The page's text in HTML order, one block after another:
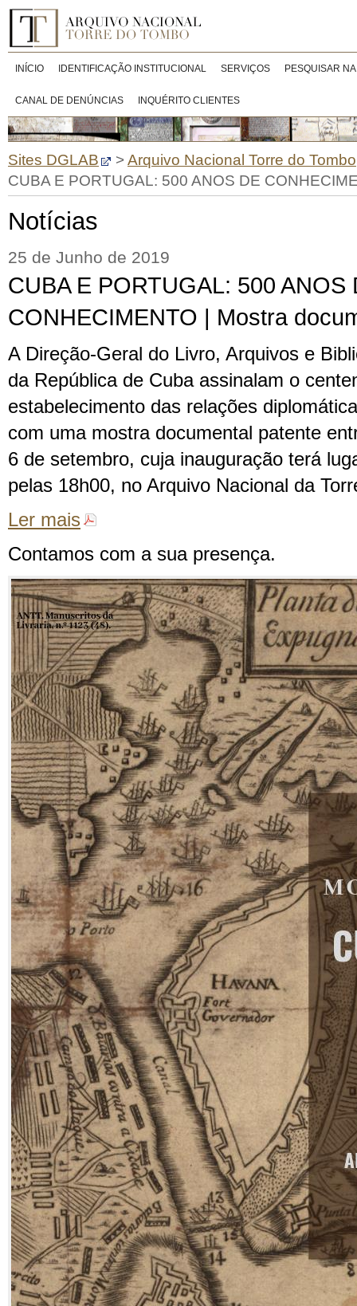
INÍCIO IDENTIFICAÇÃO INSTITUCIONAL SERVIÇOS PESQUISAR
CANAL DE DENÚNCIAS INQUÉRITO CLIENTES
Sites DGLAB >Arquivo Nacional Torre do Tombo
CUBA E PORTUGAL: 500 ANOS DE
Notícias
25 de Junho de 2019
CUBA E PORTUGAL: 500 ANOS
CONHECIMENTO | Mostra
A Direção-Geral do Livro, Arquivos e
da República de Cuba assinalam o
estabelecimento das relações
com uma mostra documental patente
6 de setembro, cuja inauguração terá
pelas 18h00, no Arquivo Nacional da
Ler mais
Contamos com a sua presença.